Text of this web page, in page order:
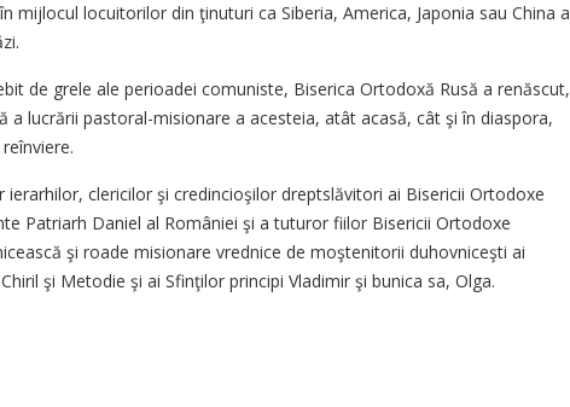
mijlocul locuitorilor din ţinuturi ca Siberia, America, Japonia sau China a
de grele ale perioadei comuniste, Biserica Ortodoxă Rusă a renăscut,
a lucrării pastoral-misionare a acesteia, atât acasă, cât şi în diaspora,
clericilor şi credincioşilor dreptslăvitori ai Bisericii Ortodoxe
Patriarh Daniel al României şi a tuturor fiilor Bisericii Ortodoxe
şi roade misionare vrednice de moştenitorii duhovniceşti ai
şi Metodie şi ai Sfinţilor principi Vladimir şi bunica sa, Olga.